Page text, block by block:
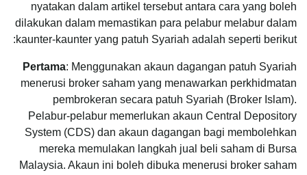
nyatakan dalam artikel tersebut antara cara yang boleh
dilakukan dalam memastikan para pelabur melabur dalam
kaunter-kaunter yang patuh Syariah adalah seperti berikut:
Pertama: Menggunakan akaun dagangan patuh Syariah
menerusi broker saham yang menawarkan perkhidmatan
pembrokeran secara patuh Syariah (Broker Islam).
Pelabur-pelabur memerlukan akaun Central Depository
System (CDS) dan akaun dagangan bagi membolehkan
mereka memulakan langkah jual beli saham di Bursa
Malaysia. Akaun ini boleh dibuka menerusi broker saham